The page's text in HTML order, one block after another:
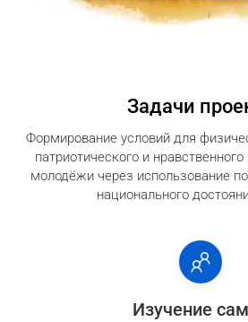
Задачи
Формирование условий для
патриотического и
молодёжи через использование
национального
Изучение